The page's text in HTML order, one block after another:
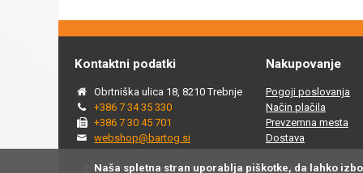
Kontaktni podatki
Obrtniška ulica 18, 8210 Trebnje
+386 7 34 35 330
+386 7 30 45 701
webshop@bartog.si
Nakupovanje
Pogoji poslovanja
Način plačila
Prevzemna mesta
Dostava
© 2015 - 2025 Spletna trgovina Bartog, v spletni trgovini
Naša spletna stran uporablja piškotke, da lahko